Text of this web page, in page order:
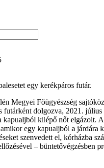
egy kerékpáros futár.
Megyei Főügyészség
futárként dolgozva, 2021.
kapualjból kilépő nőt elgázolt.
egy kapualjból a
szenvedett el, kórházba
– büntetővégzésben